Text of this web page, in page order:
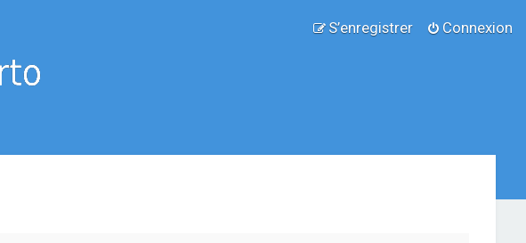
Connexion
S’enregistrer